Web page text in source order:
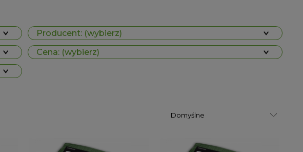
Producent: (wybierz)
Cena: (wybierz)